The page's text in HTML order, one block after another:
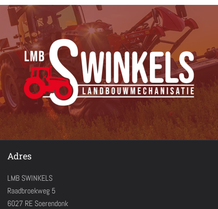
Adres
LMB SWINKELS
Raadbroekweg 5
6027 RE Soerendonk